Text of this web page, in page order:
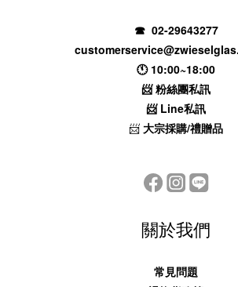
☎ 02-29643277
🕚 10:00~18:00
📨粉絲團私訊
📨 Line私訊
📨 大宗採購/禮贈品
關於我們
常見問題